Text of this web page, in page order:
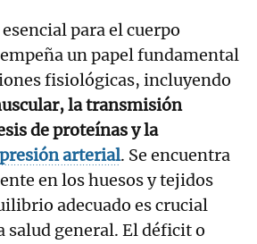
para el cuerpo
un papel fundamental
fisiológicas, incluyendo
la transmisión
de proteínas y la
presión arterial. Se encuentra
en los huesos y tejidos
adecuado es crucial
salud general. El déficit o